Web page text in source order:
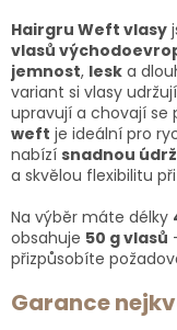
Hairgru Weft vlasy
vlasů
jemnost, lesk a
variant si vlasy udržují
upravují a chovají se
weft je ideální pro
nabízí snadnou
a skvělou flexibilitu
Na výběr máte délky
obsahuje 50 g vlasů
přizpůsobíte
Garance